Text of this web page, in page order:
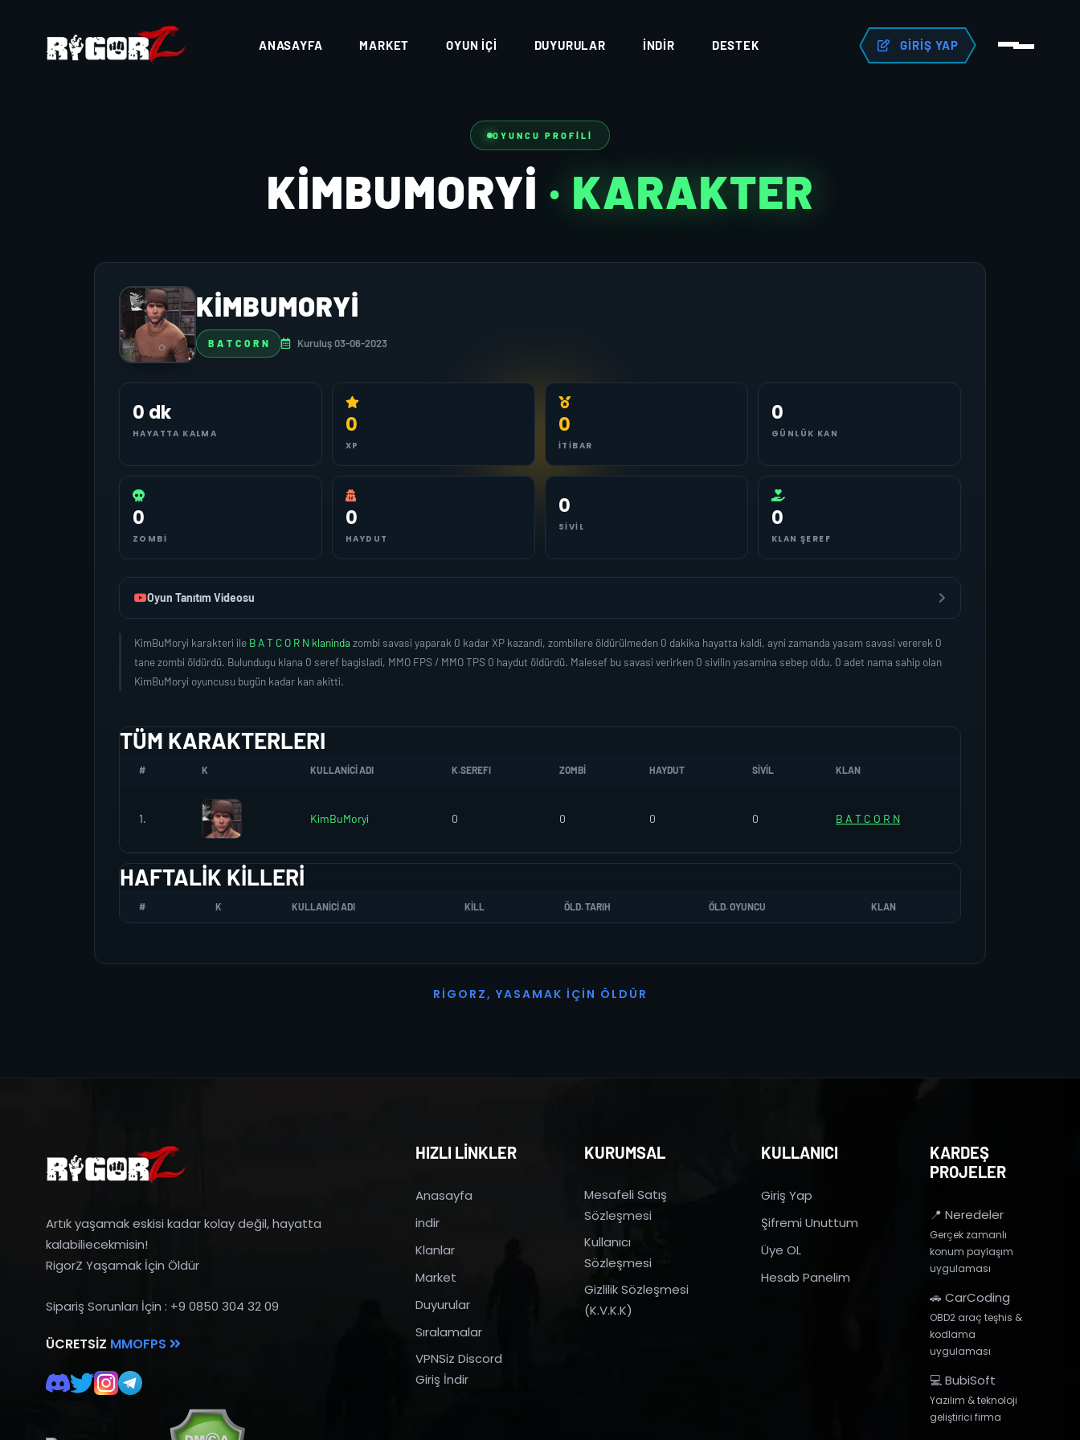
ANASAYFA MARKET OYUN İÇI DUYURULAR İNDIR DESTEK GIRIŞ YAP
OYUNCU PROFILI
KIMBUMORYI · KARAKTER
KIMBUMORYI
B A T C O R N Kuruluş 03-06-2023
0 dk
HAYATTA KALMA 0
XP
0
İTIBAR
0
GÜNLÜK KAN
0
ZOMBI
0
HAYDUT
0
SIVIL 0
KLAN ŞEREF
Oyun Tanıtım Videosu
KimBuMoryi karakteri ile B A T C O R N klaninda zombi savasi yaparak 0 kadar XP kazandi, zombilere öldürülmeden 0 dakika hayatta kaldi, ayni zamanda yasam savasi vererek 0
tane zombi öldürdü. Bulundugu klana 0 seref bagisladi, MMO FPS / MMO TPS 0 haydut öldürdü. Malesef bu savasi verirken 0 sivilin yasamina sebep oldu. 0 adet nama sahip olan
KimBuMoryi oyuncusu bugün kadar kan akitti.
TÜM KARAKTERLERI
# K KULLANICI ADI K.SEREFI ZOMBI HAYDUT SIVIL KLAN
1. KimBuMoryi 0 0 0 0 B A T C O R N
HAFTALIK KILLERI
# K KULLANICI ADI KILL ÖLD. TARIH ÖLD. OYUNCU KLAN
R I G O R Z, YASAMAK İ ÇI N Ö L D Ü R
Artık yaşamak eskisi kadar kolay değil, hayatta
kalabiliecekmisin!
RigorZ Yaşamak İçin Öldür
Sipariş Sorunları İçin : +9 0850 304 32 09
ÜCRETSIZ MMOFPS
HIZLI LİNKLER
Anasayfa
indir
Klanlar
Market
Duyurular
Sıralamalar
VPNSiz Discord
Giriş İndir
KURUMSAL
Mesafeli Satış
Sözleşmesi
Kullanıcı
Sözleşmesi
Gizlilik Sözleşmesi
(K.V.K.K)
KULLANICI
Giriş Yap
Şifremi Unuttum
Üye OL
Hesab Panelim
KARDEŞ
PROJELER
📍 Neredeler
Gerçek zamanlı
konum paylaşım
uygulaması
🚗 CarCoding
OBD2 araç teşhis &
kodlama
uygulaması
💻 BubiSoft
Yazılım & teknoloji
geliştirici firma